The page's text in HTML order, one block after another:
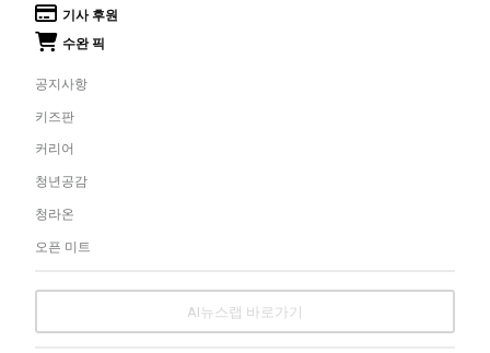
기사 후원
수완 픽
공지사항
키즈판
커리어
청년공감
청라온
오픈 미트
AI뉴스랩 바로가기